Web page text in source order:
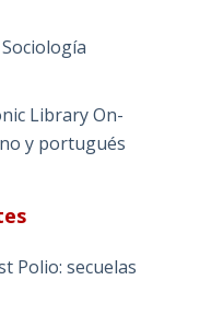
Library On-
y portugués
Polio: secuelas